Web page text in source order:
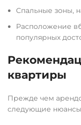
Спальные зоны,
Расположение
популярных
квартиры
Прежде чем
следующие